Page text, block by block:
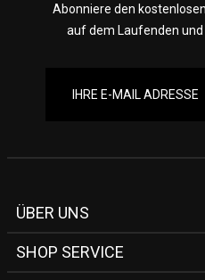
Abonniere den
auf dem Laufenden
ÜBER UNS
SHOP SERVICE